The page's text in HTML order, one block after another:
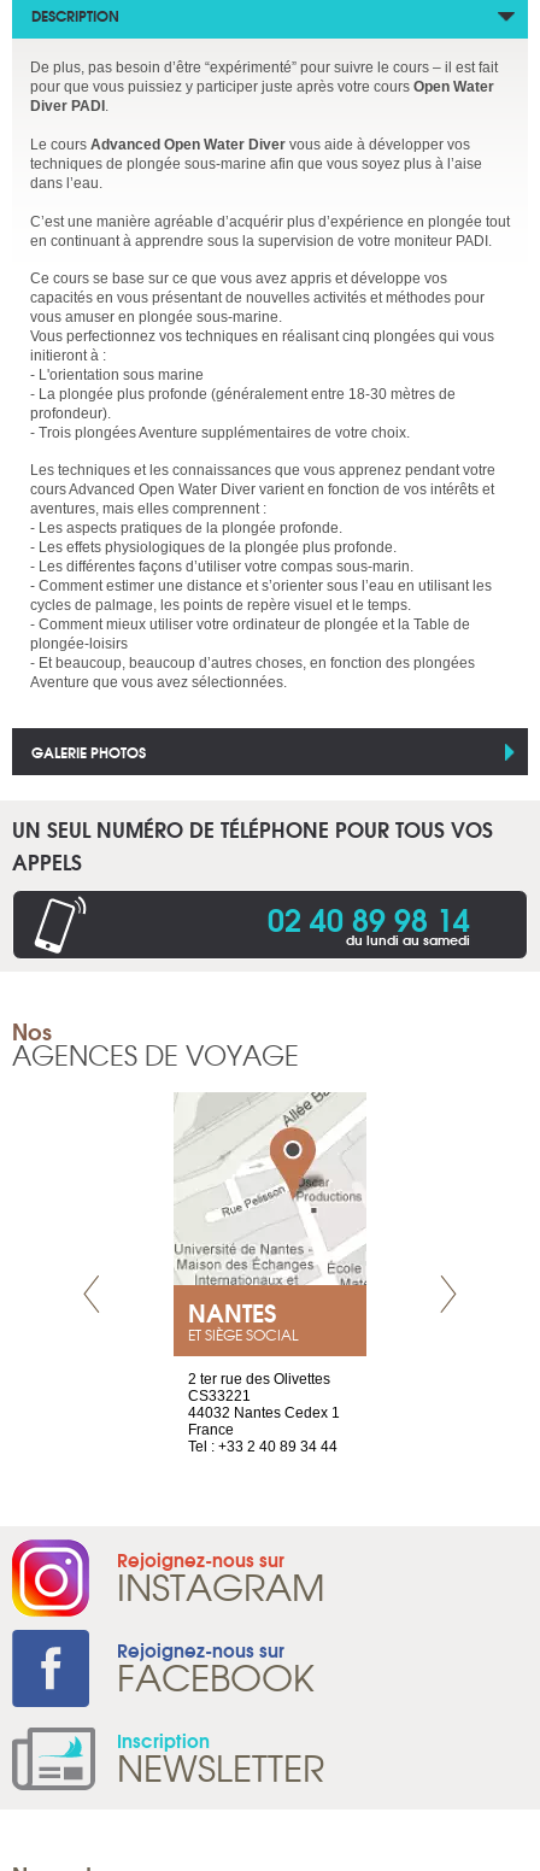
DESCRIPTION
De plus, pas besoin d’être “expérimenté” pour suivre le cours – il est fait
pour que vous puissiez y participer juste après votre cours Open Water
Diver PADI .
Le cours Advanced Open Water Diver vous aide à développer vos
techniques de plongée sous-marine afin que vous soyez plus à l’aise
dans l’eau.
C’est une manière agréable d’acquérir plus d’expérience en plongée tout
en continuant à apprendre sous la supervision de votre moniteur PADI.
Ce cours se base sur ce que vous avez appris et développe vos
capacités en vous présentant de nouvelles activités et méthodes pour
vous amuser en plongée sous-marine.
Vous perfectionnez vos techniques en réalisant cinq plongées qui vous
initieront à :
- L'orientation sous marine
- La plongée plus profonde (généralement entre 18-30 mètres de
profondeur).
- Trois plongées Aventure supplémentaires de votre choix.
Les techniques et les connaissances que vous apprenez pendant votre
cours Advanced Open Water Diver varient en fonction de vos intérêts et
aventures, mais elles comprennent :
- Les aspects pratiques de la plongée profonde.
- Les effets physiologiques de la plongée plus profonde.
- Les différentes façons d’utiliser votre compas sous-marin.
- Comment estimer une distance et s’orienter sous l’eau en utilisant les
cycles de palmage, les points de repère visuel et le temps.
- Comment mieux utiliser votre ordinateur de plongée et la Table de
plongée-loisirs
- Et beaucoup, beaucoup d’autres choses, en fonction des plongées
Aventure que vous avez sélectionnées.
GALERIE PHOTOS
UN SEUL NUMÉRO DE TÉLÉPHONE POUR TOUS VOS
APPELS
02 40 89 98 14
du lundi au samedi
Nos
AGENCES DE VOYAGE
NANTES
ET SIÈGE SOCIAL
2 ter rue des Olivettes
CS33221
44032 Nantes Cedex 1
France
Tel : +33 2 40 89 34 44
Rejoignez-nous sur
INSTAGRAM
Rejoignez-nous sur
FACEBOOK
Inscription
NEWSLETTER